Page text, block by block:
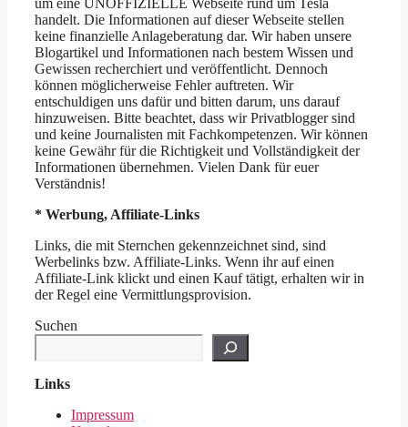
handelt. Die Informationen auf dieser Webseite stellen
keine finanzielle Anlageberatung dar. Wir haben unsere
Blogartikel und Informationen nach bestem Wissen und
Gewissen recherchiert und veröffentlicht. Dennoch
können möglicherweise Fehler auftreten. Wir
entschuldigen uns dafür und bitten darum, uns darauf
hinzuweisen. Bitte beachtet, dass wir Privatblogger sind
und keine Journalisten mit Fachkompetenzen. Wir können
keine Gewähr für die Richtigkeit und Vollständigkeit der
Informationen übernehmen. Vielen Dank für euer
Verständnis!
* Werbung, Affiliate-Links
Links, die mit Sternchen gekennzeichnet sind, sind
Werbelinks bzw. Affiliate-Links. Wenn ihr auf einen
Affiliate-Link klickt und einen Kauf tätigt, erhalten wir in
der Regel eine Vermittlungsprovision.
Suchen
Links
Impressum